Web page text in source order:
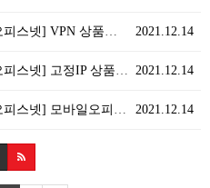
2021.12.14
넷] VPN 상품은 어…
2021.12.14
넷] 고정IP 상품은 …
2021.12.14
] 모바일오피스넷을 …